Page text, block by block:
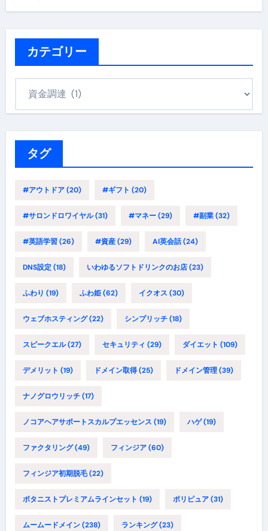
カテゴリー
タグ
#アウトドア(20) #ギフト (20)
#サロンドロワイヤル(31) #マネー(29) #副業(32)
#英語学習(26) #資産(29) AI英会話(24)
DNS設定(18) いわゆるソフトドリンクのお店(23)
ふわり (19) ふわ姫(62) イクオス (30)
ウェブホスティング(22) シンプリッチ(18)
スピークエル(27) セキュリティ (29) ダイエット (109)
デメリット (19) ドメイン取得(25) ドメイン管理(39)
ナノグロウリッチ(17)
ノコアヘアサポートスカルプエッセンス (19) ハゲ(19)
ファクタリング(49) フィンジア(60)
フィンジア初期脱毛(22)
ボタニストプレミアムラインセット (19) ポリピュア(31)
ムームードメイン(238) ランキング(23)